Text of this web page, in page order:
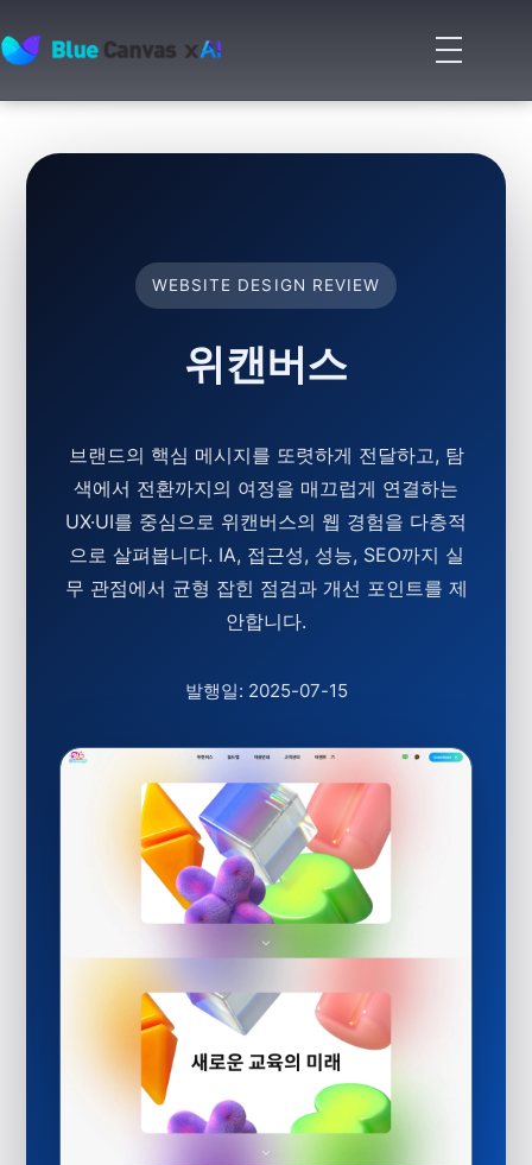
BLUECANVAS
메
뉴
기
WEBSITE DESIGN REVIEW
위캔버스
브랜드의 핵심 메시지를 또렷하게 전달하고, 탐
색에서 전환까지의 여정을 매끄럽게 연결하는
UX·UI를 중심으로 위캔버스의 웹 경험을 다층적
으로 살펴봅니다. IA, 접근성, 성능, SEO까지 실
무 관점에서 균형 잡힌 점검과 개선 포인트를 제
안합니다.
발행일: 2025-07-15